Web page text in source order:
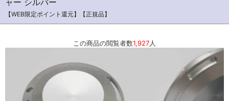
【WEB限定ポイント還元】【正規品】
この商品の閲覧者数1,927人